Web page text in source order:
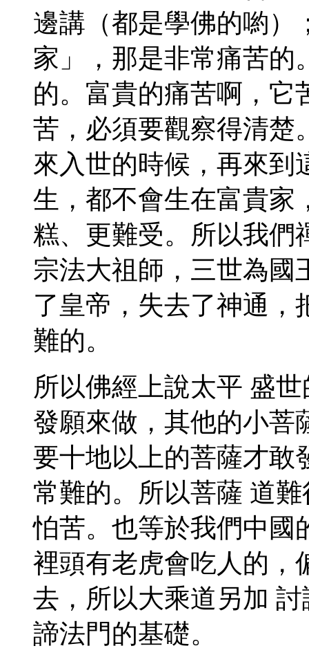
邊講（都是學佛的喲）
家」，那是非常痛苦的
的。富貴的痛苦啊，它
苦，必須要觀察得清楚
來入世的時候，再來到
生，都不會生在富貴家
糕、更難受。所以我們
宗法大祖師，三世為國
了皇帝，失去了神通，
難的。
所以佛經上說太平 盛
發願來做，其他的小菩
要十地以上的菩薩才敢
常難的。所以菩薩 道
怕苦。也等於我們中國
裡頭有老虎會吃人的，
去，所以大乘道另加
諦法門的基礎。